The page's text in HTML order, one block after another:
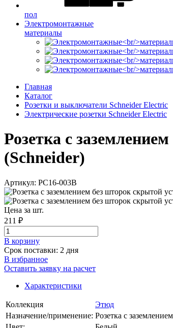
пол
Электромонтажные
материалы
Главная
Каталог
Розетки и выключатели Schneider Electric
Электрические розетки Schneider Electric
Розетка с
(Schneider)
Артикул: PC16-003B
Цена за шт.
211 ₽
В корзинy
Срок поставки: 2 дня
В избранное
Оставить заявку на расчет
Характеристики
Коллекция
Этюд
Назначение/применение: Розетка с заземлением